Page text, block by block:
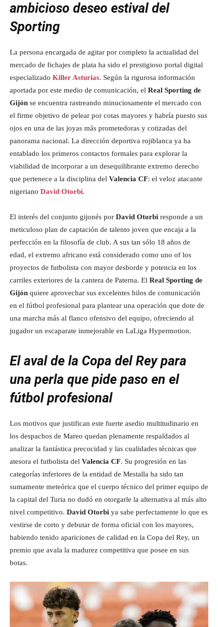
ambicioso deseo estival del
Sporting
La persona encargada de agitar por completo la actualidad del
mercado de fichajes de plata ha sido el prestigioso portal digital
especializado Killer Asturias. Según la rigurosa información
aportada por este medio de comunicación, el Real Sporting de
Gijón se encuentra rastreando minuciosamente el mercado con
el firme objetivo de pelear por cotas mayores y habría puesto sus
ojos en una de las joyas más prometedoras y cotizadas del
panorama nacional. La dirección deportiva rojiblanca ya ha
entablado los primeros contactos formales para explorar la
viabilidad de incorporar a un desequilibrante extremo derecho
que pertenece a la disciplina del Valencia CF: el veloz atacante
nigeriano David Otorbi.
El interés del conjunto gijonés por David Otorbi responde a un
meticuloso plan de captación de talento joven que encaja a la
perfección en la filosofía de club. A sus tan sólo 18 años de
edad, el extremo africano está considerado como uno of los
proyectos de futbolista con mayor desborde y potencia en los
carriles exteriores de la cantera de Paterna. El Real Sporting de
Gijón quiere aprovechar sus excelentes hilos de comunicación
en el fútbol profesional para plantear una operación que dote de
una marcha más al flanco ofensivo del equipo, ofreciendo al
jugador un escaparate inmejorable en LaLiga Hypermotion.
El aval de la Copa del Rey para
una perla que pide paso en el
fútbol profesional
Los motivos que justifican este fuerte asedio multitudinario en
los despachos de Mareo quedan plenamente respaldados al
analizar la fantástica precocidad y las cualidades técnicas que
atesora el futbolista del Valencia CF. Su progresión en las
categorías inferiores de la entidad de Mestalla ha sido tan
sumamente meteórica que el cuerpo técnico del primer equipo de
la capital del Turia no dudó en otorgarle la alternativa al más alto
nivel competitivo. David Otorbi ya sabe perfectamente lo que es
vestirse de corto y debutar de forma oficial con los mayores,
habiendo tenido apariciones de calidad en la Copa del Rey, un
premio que avala la madurez competitiva que posee en sus
botas.